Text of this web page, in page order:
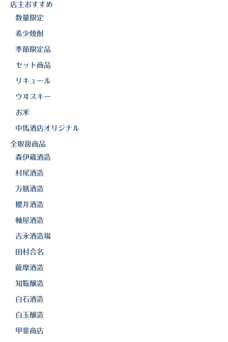
店主おすすめ
数量限定
希少焼酎
季節限定品
セット商品
リキュール
ウヰスキー
お米
中馬酒店オリジナル
全取扱商品
森伊蔵酒造
村尾酒造
万膳酒造
櫻井酒造
軸屋酒造
吉永酒造場
田村合名
薩摩酒造
知覧醸造
白石酒造
白玉醸造
甲斐商店